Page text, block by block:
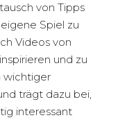
von Tipps
Spiel zu
Videos von
und zu
wichtiger
trägt dazu bei,
interessant